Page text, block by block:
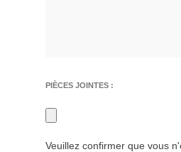
PIÈCES JOINTES :
Veuillez confirmer que vous